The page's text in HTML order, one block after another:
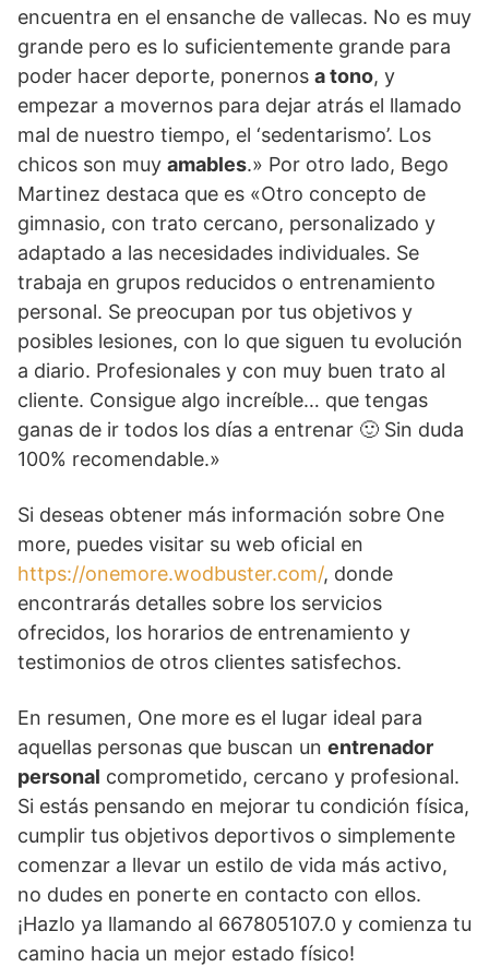
encuentra en el ensanche de vallecas. No es muy
grande pero es lo suficientemente grande para
poder hacer deporte, ponernos a tono, y
empezar a movernos para dejar atrás el llamado
mal de nuestro tiempo, el ‘sedentarismo’. Los
chicos son muy amables.» Por otro lado, Bego
Martinez destaca que es «Otro concepto de
gimnasio, con trato cercano, personalizado y
adaptado a las necesidades individuales. Se
trabaja en grupos reducidos o entrenamiento
personal. Se preocupan por tus objetivos y
posibles lesiones, con lo que siguen tu evolución
a diario. Profesionales y con muy buen trato al
cliente. Consigue algo increíble… que tengas
ganas de ir todos los días a entrenar 🙂 Sin duda
100% recomendable.»
Si deseas obtener más información sobre One
more, puedes visitar su web oficial en
https://onemore.wodbuster.com/, donde
encontrarás detalles sobre los servicios
ofrecidos, los horarios de entrenamiento y
testimonios de otros clientes satisfechos.
En resumen, One more es el lugar ideal para
aquellas personas que buscan un entrenador
personal comprometido, cercano y profesional.
Si estás pensando en mejorar tu condición física,
cumplir tus objetivos deportivos o simplemente
comenzar a llevar un estilo de vida más activo,
no dudes en ponerte en contacto con ellos.
¡Hazlo ya llamando al 667805107.0 y comienza tu
camino hacia un mejor estado físico!